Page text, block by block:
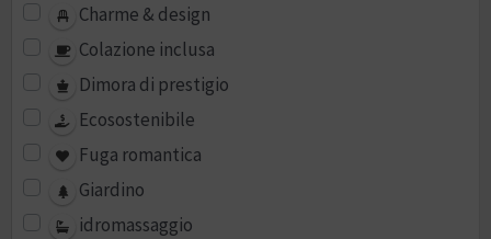
Charme & design
Colazione inclusa
Dimora di prestigio
Ecosostenibile
Fuga romantica
Giardino
idromassaggio